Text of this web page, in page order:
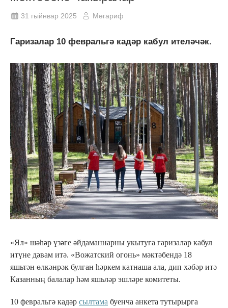
31 гыйнвар 2025 Мәгариф
Гаризалар 10 февральгә кадәр кабул ителәчәк.
«Ял» шәһәр үзәге әйдаманнарны укытуга гаризалар кабул
итүне дәвам итә. «Вожатский огонь» мәктәбендә 18
яшьтән өлкәнрәк булган һәркем катнаша ала, дип хәбәр итә
Казанның балалар һәм яшьләр эшләре комитеты.
10 февральгә кадәр сылтама буенча анкета тутырырга